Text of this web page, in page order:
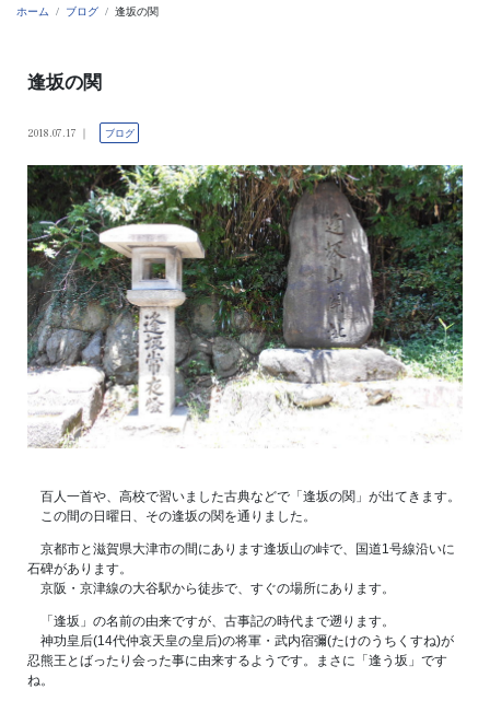
ホーム ブログ 逢坂の関
逢坂の関
2018.07.17 ブログ
百人一首や、高校で習いました古典などで「逢坂の関」が出てきます。
この間の日曜日、その逢坂の関を通りました。
京都市と滋賀県大津市の間にあります逢坂山の峠で、国道1号線沿いに
石碑があります。
京阪・京津線の大谷駅から徒歩で、すぐの場所にあります。
「逢坂」の名前の由来ですが、古事記の時代まで遡ります。
神功皇后(14代仲哀天皇の皇后)の将軍・武内宿彌(たけのうちくすね)が
忍熊王とばったり会った事に由来するようです。まさに「逢う坂」です
ね。